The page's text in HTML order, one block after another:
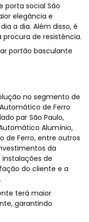
porta social São
elegância e
a dia. Além disso, é
de resistência.
portão basculante
no segmento de
de Ferro
par São Paulo,
Alumínio,
de Ferro, entre outros
da
de
do cliente e a
terá maior
garantindo